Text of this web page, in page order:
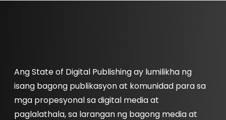
Ang State of Digital Publishing ay lumilikha ng
isang bagong publikasyon at komunidad para sa
mga propesyonal sa digital media at
paglalathala, sa larangan ng bagong media at